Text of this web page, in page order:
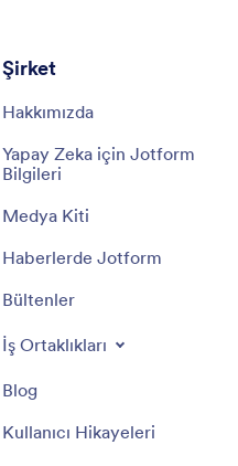
Şirket
Hakkımızda
Yapay Zeka için Jotform
Bilgileri
Medya Kiti
Haberlerde Jotform
Bültenler
İş Ortaklıkları
Blog
Kullanıcı Hikayeleri